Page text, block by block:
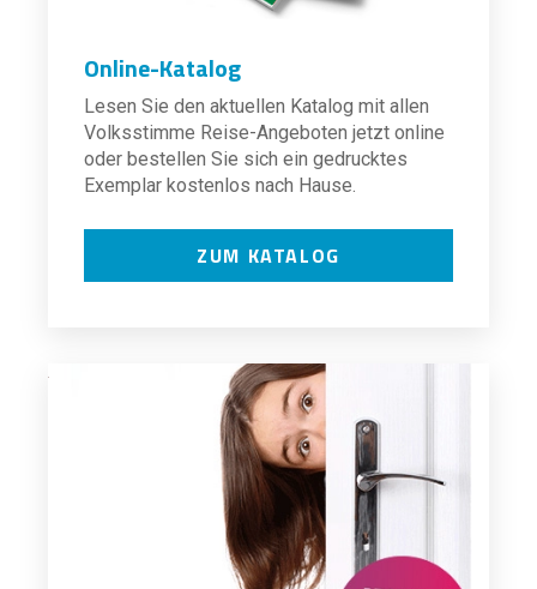
Online-Katalog
Lesen Sie den aktuellen Katalog mit allen
Volksstimme Reise-Angeboten jetzt online
oder bestellen Sie sich ein gedrucktes
Exemplar kostenlos nach Hause.
ZUM KATALOG